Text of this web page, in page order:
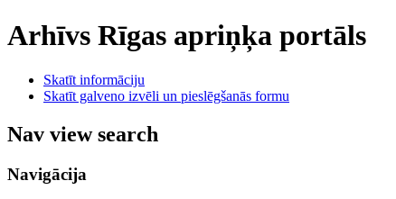
Arhīvs Rīgas apriņķa portāls
Skatīt informāciju
Skatīt galveno izvēli un pieslēgšanās formu
Nav view search
Navigācija